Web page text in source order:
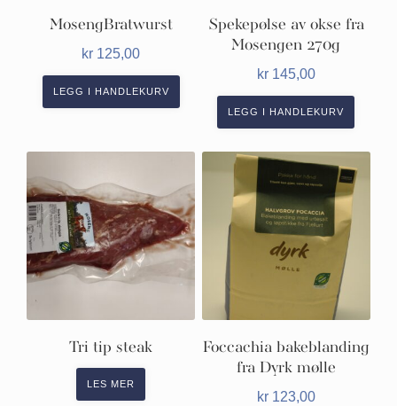
MosengBratwurst
kr 125,00
LEGG I HANDLEKURV
Spekepølse av okse fra
Mosengen 270g
kr145,00
LEGG I HANDLEKURV
Tri tip steak
LES MER
Foccachia bakeblanding
fra Dyrk mølle
kr123,00